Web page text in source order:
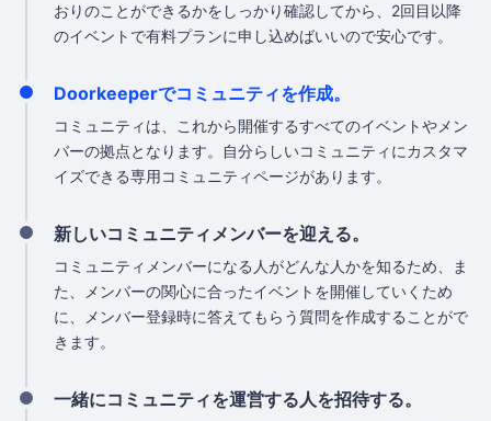
おりのことができるかをしっかり確認してから、2回目以降
のイベントで有料プランに申し込めばいいので安心です。
Doorkeeperでコミュニティを作成。
コミュニティは、これから開催するすべてのイベントやメン
バーの拠点となります。自分らしいコミュニティにカスタマ
イズできる専用コミュニティページがあります。
新しいコミュニティメンバーを迎える。
コミュニティメンバーになる人がどんな人かを知るため、ま
た、メンバーの関心に合ったイベントを開催していくため
に、メンバー登録時に答えてもらう質問を作成することがで
きます。
一緒にコミュニティを運営する人を招待する。